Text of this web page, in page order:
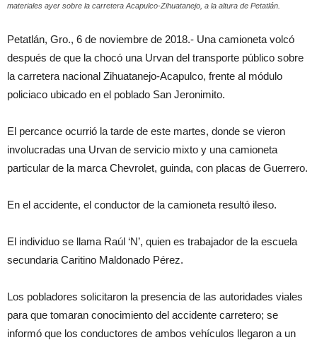
materiales ayer sobre la carretera Acapulco-Zihuatanejo, a la altura de Petatlán.
Petatlán, Gro., 6 de noviembre de 2018.- Una camioneta volcó
después de que la chocó una Urvan del transporte público sobre
la carretera nacional Zihuatanejo-Acapulco, frente al módulo
policiaco ubicado en el poblado San Jeronimito.
El percance ocurrió la tarde de este martes, donde se vieron
involucradas una Urvan de servicio mixto y una camioneta
particular de la marca Chevrolet, guinda, con placas de Guerrero.
En el accidente, el conductor de la camioneta resultó ileso.
El individuo se llama Raúl ‘N’, quien es trabajador de la escuela
secundaria Caritino Maldonado Pérez.
Los pobladores solicitaron la presencia de las autoridades viales
para que tomaran conocimiento del accidente carretero; se
informó que los conductores de ambos vehículos llegaron a un